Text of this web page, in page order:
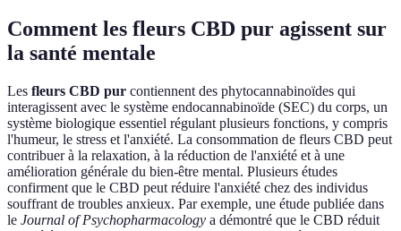
Comment les fleurs CBD pur agissent sur
la santé mentale
Les fleurs CBD pur contiennent des phytocannabinoïdes qui
interagissent avec le système endocannabinoïde (SEC) du corps, un
système biologique essentiel régulant plusieurs fonctions, y compris
l'humeur, le stress et l'anxiété. La consommation de fleurs CBD peut
contribuer à la relaxation, à la réduction de l'anxiété et à une
amélioration générale du bien-être mental. Plusieurs études
confirment que le CBD peut réduire l'anxiété chez des individus
souffrant de troubles anxieux. Par exemple, une étude publiée dans
le Journal of Psychopharmacology a démontré que le CBD réduit